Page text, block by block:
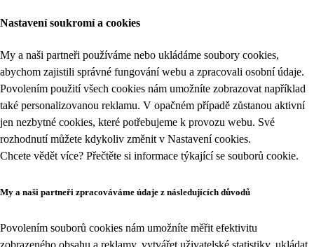
Nastavení soukromí a cookies
My a naši partneři používáme nebo ukládáme soubory cookies,
abychom zajistili správné fungování webu a zpracovali osobní údaje.
Povolením použití všech cookies nám umožníte zobrazovat například
také personalizovanou reklamu. V opačném případě zůstanou aktivní
jen nezbytné cookies, které potřebujeme k provozu webu. Své
rozhodnutí můžete kdykoliv změnit v Nastavení cookies.
Chcete vědět více? Přečtěte si informace týkající se souborů cookie.
My a naši partneři zpracováváme údaje z následujících důvodů
Povolením souborů cookies nám umožníte měřit efektivitu
zobrazeného obsahu a reklamy, vytvářet uživatelské statistiky, ukládat